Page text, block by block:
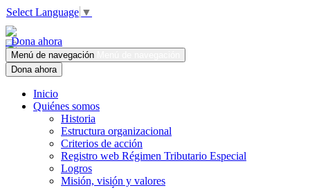
Select Language ▼
Dona ahora
Menú de navegación
Dona ahora
Inicio
Quiénes somos
Historia
Estructura organizacional
Criterios de acción
Registro web Régimen Tributario Especial
Logros
Misión, visión y valores